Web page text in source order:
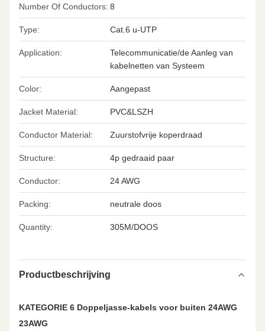
Number Of Conductors: 8
Type: Cat.6 u-UTP
Application:
Telecommunicatie/de Aanleg van
kabelnetten van Systeem
Color: Aangepast
Jacket Material: PVC&LSZH
Conductor Material: Zuurstofvrije koperdraad
Structure: 4p gedraaid paar
Conductor: 24 AWG
Packing: neutrale doos
Quantity: 305M/DOOS
Productbeschrijving
KATEGORIE 6 Doppeljasse-kabels voor buiten 24AWG
23AWG